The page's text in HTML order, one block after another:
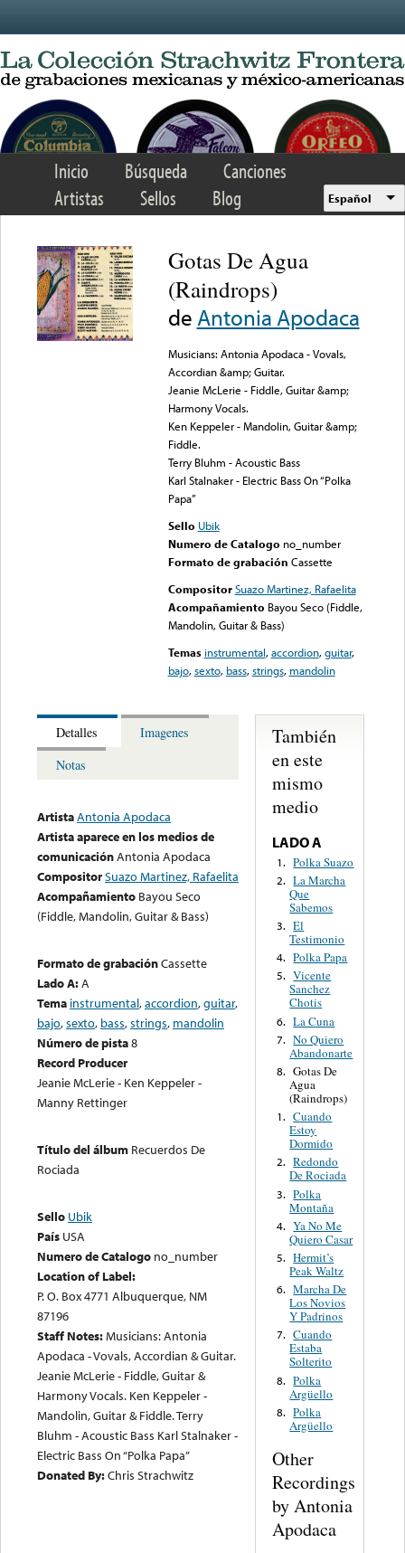
Inicio Búsqueda
Canciones
Artistas
Sellos Blog Español
Gotas De Agua
(Raindrops)
de Antonia Apodaca
Musicians: Antonia Apodaca - Vovals,
Accordian &amp; Guitar.
Jeanie McLerie - Fiddle, Guitar &amp;
Harmony Vocals.
Ken Keppeler - Mandolin, Guitar &amp;
Fiddle.
Terry Bluhm - Acoustic Bass
Karl Stalnaker - Electric Bass On “Polka
Papa”
Sello Ubik
Numero de Catalogo no_number
Formato de grabación Cassette
Compositor Suazo Martinez, Rafaelita
Acompañamiento Bayou Seco (Fiddle,
Mandolin, Guitar & Bass)
Temas instrumental,accordion,guitar,
bajo,sexto, bass,strings, mandolin
Detalles
Imagenes
Notas
ArtistaAntonia Apodaca
Artista aparece en los medios de
comunicaciónAntonia Apodaca
CompositorSuazo Martinez, Rafaelita
Acompañamiento Bayou Seco
(Fiddle, Mandolin, Guitar & Bass)
Formato de grabaciónCassette
Lado A:A
Tema instrumental,accordion,guitar,
bajo,sexto, bass,strings, mandolin
Número de pista8
Record Producer
Jeanie McLerie - Ken Keppeler -
Manny Rettinger
Título del álbum Recuerdos De
Rociada
Sello Ubik
País USA
Numero de Catalogo no_number
Location of Label:
P. O. Box 4771 Albuquerque, NM
87196
Staff Notes:Musicians: Antonia
Apodaca - Vovals, Accordian & Guitar.
Jeanie McLerie - Fiddle, Guitar &
Harmony Vocals. Ken Keppeler -
Mandolin, Guitar & Fiddle. Terry
Bluhm - Acoustic Bass Karl Stalnaker -
Electric Bass On “Polka Papa”
Donated By:Chris Strachwitz
También
en este
mismo
medio
LADO A
1. Polka Suazo
2. La Marcha
Que
Sabemos
3. El
Testimonio
4. Polka Papa
5. Vicente
Sanchez
Chotis
6. La Cuna
7. No Quiero
Abandonarte
8. Gotas De
Agua
(Raindrops)
1. Cuando
Estoy
Dormido
2. Redondo
De Rociada
3. Polka
Montaña
4. Ya No Me
Quiero Casar
5. Hermit’s
Peak Waltz
6. Marcha De
Los Novios
Y Padrinos
7. Cuando
Estaba
Solterito
8. Polka
Argüello
8. Polka
Argüello
Other
Recordings
by Antonia
Apodaca